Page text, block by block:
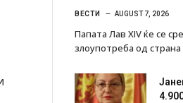
ВЕСТИ AUGUST 7, 2026
Папата Лав XIV ќе се
злоупотреба од